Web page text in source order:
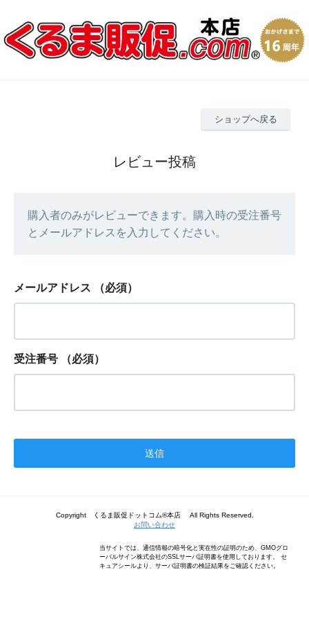
ショップへ戻る
レビュー投稿
購入者のみがレビューできます。購入時の受注番号
とメールアドレスを入力してください。
メールアドレス （必須）
受注番号 （必須）
Copyright くるま販促ドットコム®本店 All Rights Reserved.
お問い合わせ
当サイトでは、通信情報の暗号化と実在性の証明のため、GMOグロ
ーバルサイン株式会社のSSLサーバ証明書を使用しております。 セ
キュアシールより、サーバ証明書の検証結果をご確認ください。